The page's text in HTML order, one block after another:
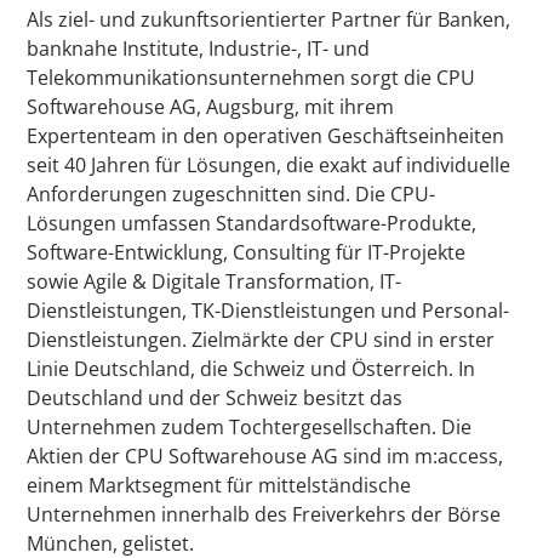
Als ziel- und zukunftsorientierter Partner für Banken,
banknahe Institute, Industrie-, IT- und
Telekommunikationsunternehmen sorgt die CPU
Softwarehouse AG, Augsburg, mit ihrem
Expertenteam in den operativen Geschäftseinheiten
seit 40 Jahren für Lösungen, die exakt auf individuelle
Anforderungen zugeschnitten sind. Die CPU-
Lösungen umfassen Standardsoftware-Produkte,
Software-Entwicklung, Consulting für IT-Projekte
sowie Agile & Digitale Transformation, IT-
Dienstleistungen, TK-Dienstleistungen und Personal-
Dienstleistungen. Zielmärkte der CPU sind in erster
Linie Deutschland, die Schweiz und Österreich. In
Deutschland und der Schweiz besitzt das
Unternehmen zudem Tochtergesellschaften. Die
Aktien der CPU Softwarehouse AG sind im m:access,
einem Marktsegment für mittelständische
Unternehmen innerhalb des Freiverkehrs der Börse
München, gelistet.